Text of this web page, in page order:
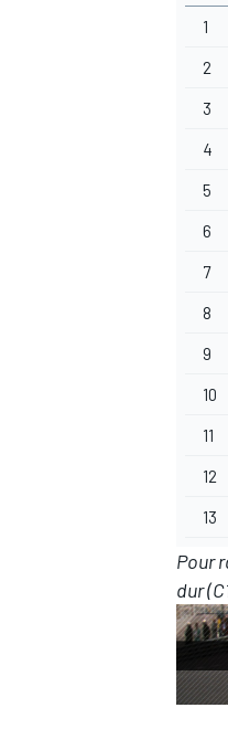
1
2
3
4
5
6
7
8
9
10
11
12
13
Pour
dur